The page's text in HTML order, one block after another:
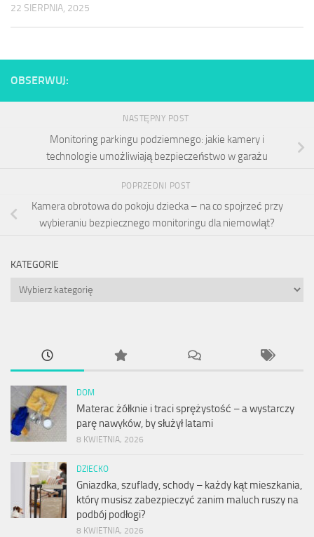
22 SIERPNIA, 2025
OBSERWUJ:
NASTĘPNY POST
Monitoring parkingu podziemnego: jakie kamery i
technologie umożliwiają bezpieczeństwo w garażu
POPRZEDNI POST
Kamera obrotowa do pokoju dziecka – na co spojrzeć przy
wybieraniu bezpiecznego monitoringu dla niemowląt?
KATEGORIE
Kategorie
DOM
Materac żółknie i traci sprężystość – a wystarczy
parę nawyków, by służył latami
8 KWIETNIA, 2026
DZIECKO
Gniazdka, szuflady, schody – każdy kąt mieszkania,
który musisz zabezpieczyć zanim maluch ruszy na
podbój podłogi?
8 KWIETNIA, 2026